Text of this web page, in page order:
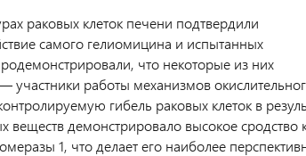
раковых клеток печени подтвердили
самого гелиомицина и испытанных
что некоторые из них
участники работы механизмов
гибель раковых клеток в
веществ демонстрировало высокое сродство
1, что делает его наиболее